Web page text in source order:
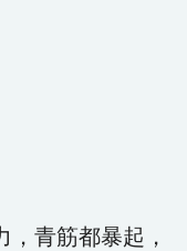
青筋都暴起，